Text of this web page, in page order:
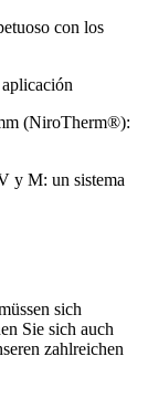
con los
(NiroTherm®):
y M: un sistema
sich
Sie sich auch
zahlreichen